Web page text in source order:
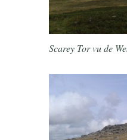
Scarey Tor vu de